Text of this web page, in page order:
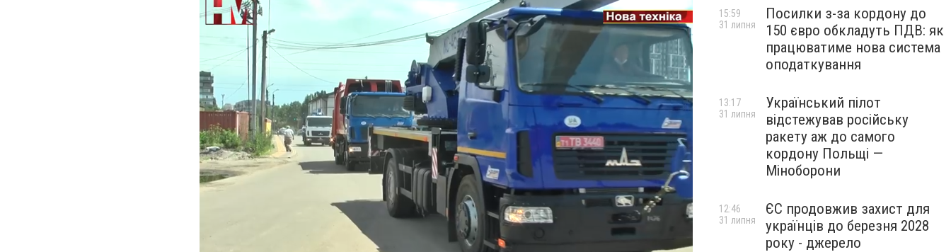
Посилки з-за кордону до
150 євро обкладуть ПДВ: як
працюватиме нова система
оподаткування
15:59
31 липня
Український пілот
відстежував російську
ракету аж до самого
кордону Польщі —
Міноборони
13:17
31 липня
ЄС продовжив захист для
українців до березня 2028
року - джерело
12:46
31 липня